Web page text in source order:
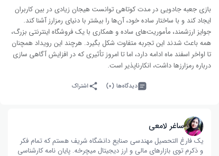
بازی جعبه جادویی در مدت کوتاهی توانست هیجان زیادی در بین کاربران
ایجاد کند و با ساختار ساده خود، آن‌ها را بیشتر با دنیای رمزارز آشنا کند.
جوایز ارزشمند، مأموریت‌های ساده و همکاری با یک فروشگاه اینترنتی بزرگ،
همه باعث شدند این تجربه متفاوت شکل بگیرد. هرچند این رویداد همچنان
تا اواخر اسفند ماه ادامه دارد، اما تا امروز تأثیری که در افزایش آگاهی سازی
درباره رمزارزها داشت، انکارناپذیر است.
دیدگاه‌ها (۰) اشتراک
ساغر لامعی
یک فارغ التحصیل مهندسی صنایع دانشگاه شریف هستم که تمام فکر
و ذکرم توی بازارهای مالی و ارز دیجیتال میچرخه. پایان نامه کارشناسی